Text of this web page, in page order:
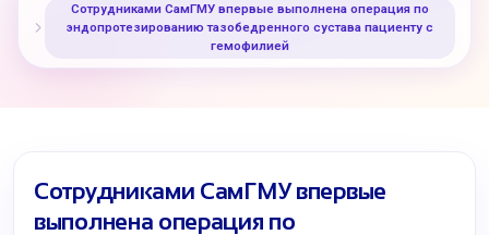
Сотрудниками СамГМУ впервые выполнена операция по
эндопротезированию тазобедренного сустава пациенту с
гемофилией
Сотрудниками СамГМУ впервые
выполнена операция по